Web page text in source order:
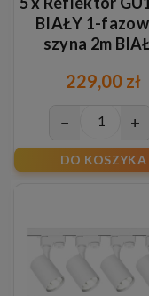
BIAŁY 1-
szyna 2m
229,00 zł
− +
DO KOSZYKA